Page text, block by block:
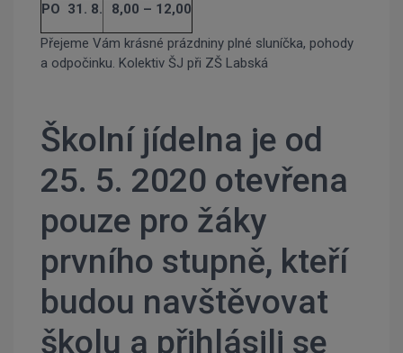
PO 31. 8. 8,00 – 12,00
Přejeme Vám krásné prázdniny plné sluníčka, pohody
a odpočinku. Kolektiv ŠJ při ZŠ Labská
Školní jídelna je od
25. 5. 2020 otevřena
pouze pro žáky
prvního stupně, kteří
budou navštěvovat
školu a přihlásili se